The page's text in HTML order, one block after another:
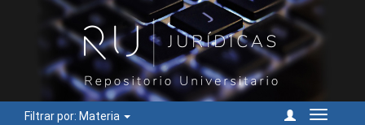
Filtrar por: Materia
Cambiar